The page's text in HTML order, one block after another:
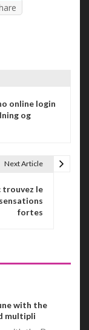
online login
og
Next Article
trouvez le
fortes
with the
multipli